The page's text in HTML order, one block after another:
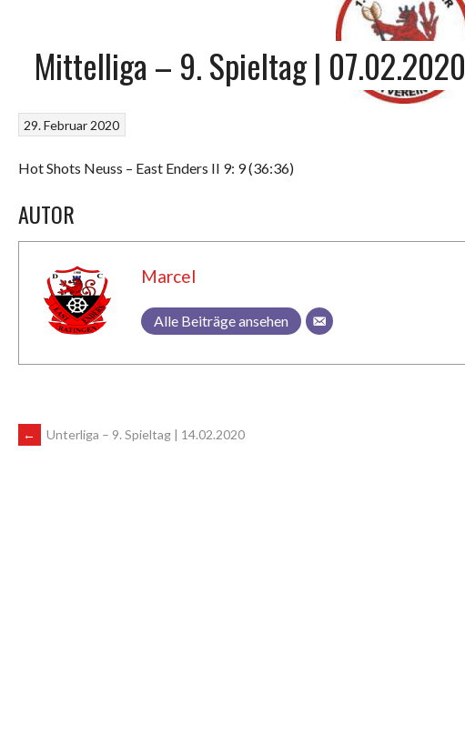
Mittelliga – 9. Spieltag | 07.02.2020
29. Februar 2020
Hot Shots Neuss – East Enders II 9: 9 (36:36)
AUTOR
Marcel
Alle Beiträge ansehen
ARTIKEL-
← Unterliga – 9. Spieltag | 14.02.2020